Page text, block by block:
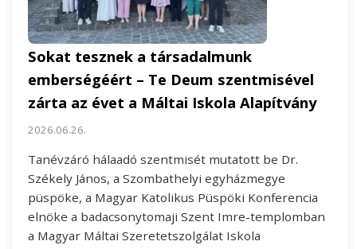
Sokat tesznek a társadalmunk
emberségéért – Te Deum szentmisével
zárta az évet a Máltai Iskola Alapítvány
2026.06.26.
Tanévzáró hálaadó szentmisét mutatott be Dr.
Székely János, a Szombathelyi egyházmegye
püspöke, a Magyar Katolikus Püspöki Konferencia
elnöke a badacsonytomaji Szent Imre-templomban
a Magyar Máltai Szeretetszolgálat Iskola